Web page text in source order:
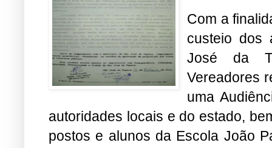
Com a
custeio dos
José da
Vereadores
uma
autoridades locais e do estado,
postos e alunos da Escola João